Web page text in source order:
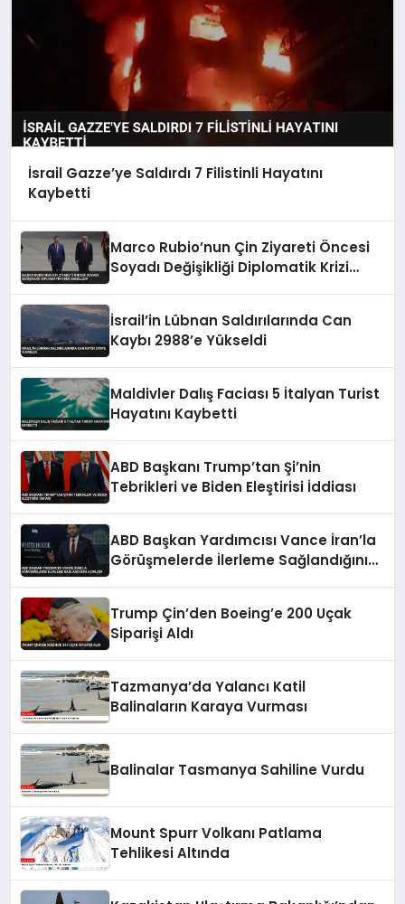
İsrail Gazze’ye Saldırdı 7 Filistinli Hayatını
Kaybetti
Marco Rubio’nun Çin Ziyareti Öncesi
Soyadı Değişikliği Diplomatik Krizi
İsrail’in Lübnan Saldırılarında Can
Kaybı 2988’e Yükseldi
Maldivler Dalış Faciası 5 İtalyan Turist
Hayatını Kaybetti
ABD Başkanı Trump’tan Şi’nin
Tebrikleri ve Biden Eleştirisi İddiası
ABD Başkan Yardımcısı Vance İran’la
Görüşmelerde İlerleme Sağlandığını
Trump Çin’den Boeing’e 200 Uçak
Siparişi Aldı
Tazmanya’da Yalancı Katil
Balinaların Karaya Vurması
Balinalar Tasmanya Sahiline Vurdu
Mount Spurr Volkanı Patlama
Tehlikesi Altında